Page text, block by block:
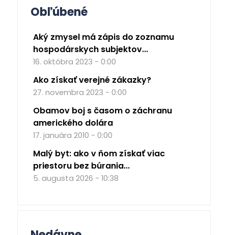
Obľúbené
Aký zmysel má zápis do zoznamu
hospodárskych subjektov...
16. októbra 2023 - 0:00
Ako získať verejné zákazky?
27. novembra 2023 - 0:00
Obamov boj s časom o záchranu
amerického dolára
17. januára 2010 - 0:00
Malý byt: ako v ňom získať viac
priestoru bez búrania...
5. augusta 2026 - 10:38